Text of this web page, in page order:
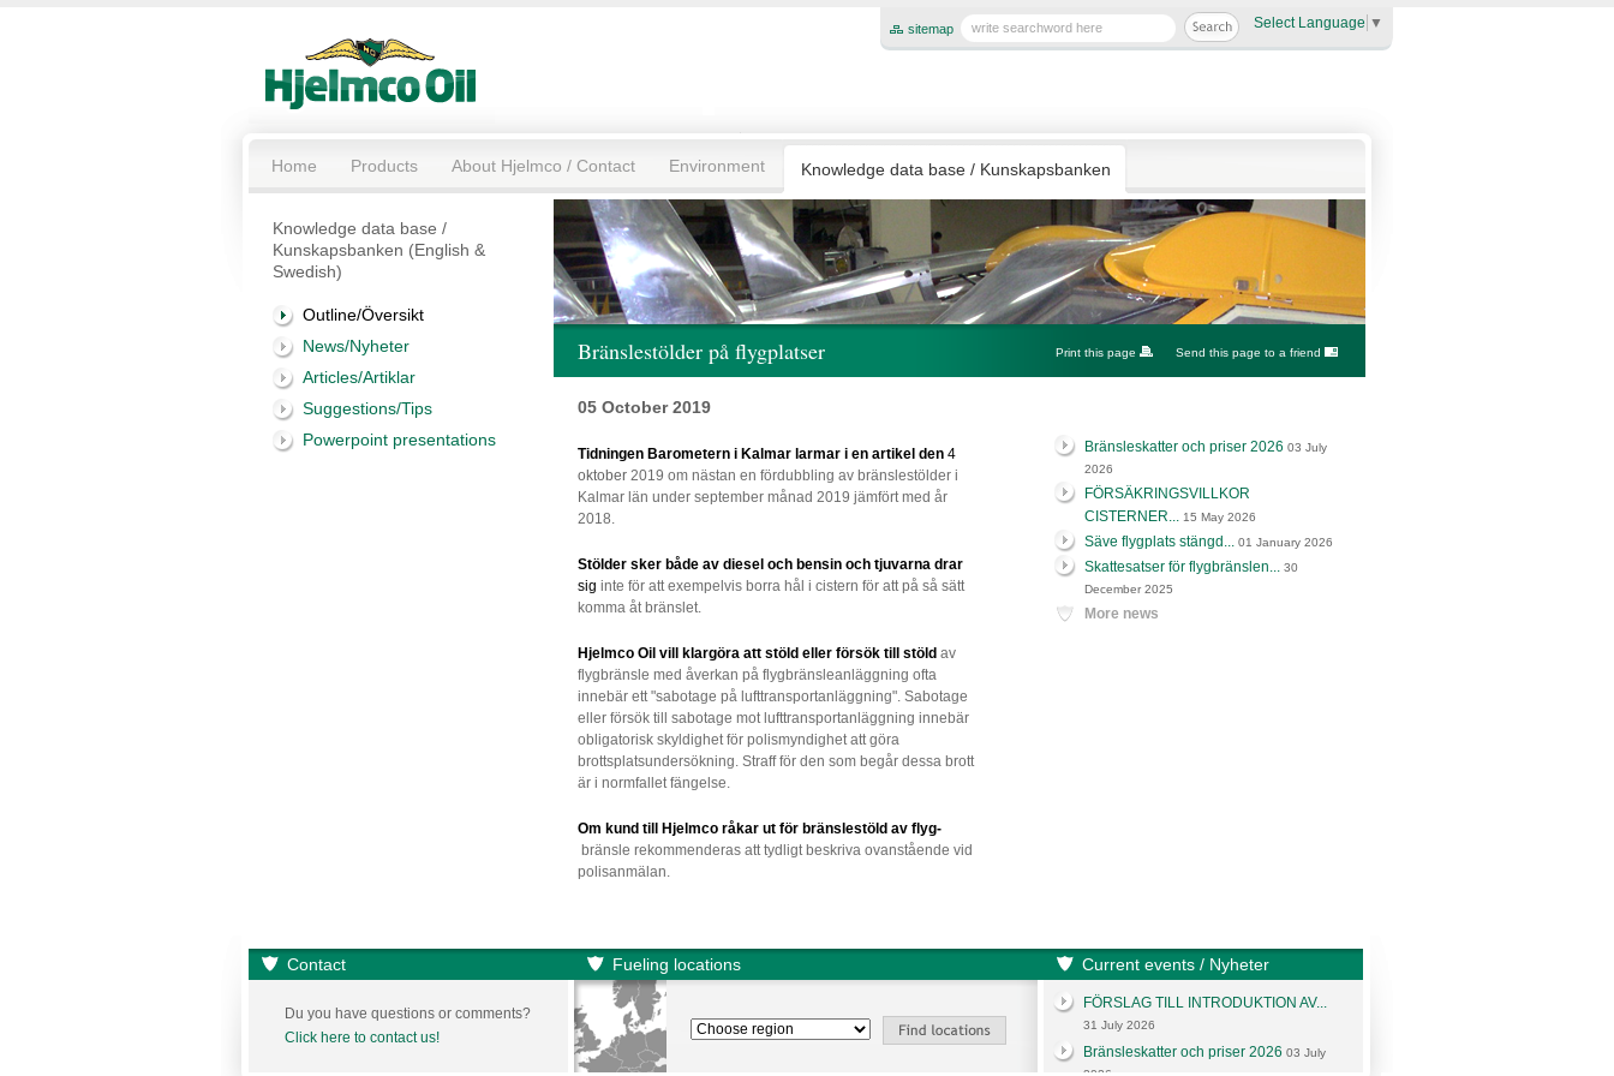
sitemap Select Language ▼
Home Products About Hjelmco / Contact Environment Knowledge data base / Kunskapsbanken
Knowledge data base /
Kunskapsbanken (English &
Swedish)
Outline/Översikt
News/Nyheter
Articles/Artiklar
Suggestions/Tips
Powerpoint presentations
Bränslestölder på flygplatser Print this page Send this page to a friend
05 October 2019
Tidningen Barometern i Kalmar larmar i en artikel den 4
oktober 2019 om nästan en fördubbling av bränslestölder i
Kalmar län under september månad 2019 jämfört med år
2018.
Stölder sker både av diesel och bensin och tjuvarna drar
sig inte för att exempelvis borra hål i cistern för att på så sätt
komma åt bränslet.
Hjelmco Oil vill klargöra att stöld eller försök till stöld av
flygbränsle med åverkan på flygbränsleanläggning ofta
innebär ett "sabotage på lufttransportanläggning". Sabotage
eller försök till sabotage mot lufttransportanläggning innebär
obligatorisk skyldighet för polismyndighet att göra
brottsplatsundersökning. Straff för den som begår dessa brott
är i normfallet fängelse.
Om kund till Hjelmco råkar ut för bränslestöld av flyg-
bränsle rekommenderas att tydligt beskriva ovanstående vid
polisanmälan.
Bränsleskatter och priser 2026 03 July
2026
FÖRSÄKRINGSVILLKOR
CISTERNER... 15 May 2026
Säve flygplats stängd... 01 January 2026
Skattesatser för flygbränslen... 30
December 2025
More news
Contact Fueling locations Current events / Nyheter
Du you have questions or comments?
Click here to contact us!
FÖRSLAG TILL INTRODUKTION AV...
31 July 2026
Bränsleskatter och priser 2026 03 July